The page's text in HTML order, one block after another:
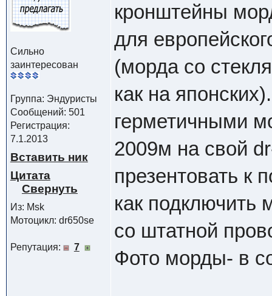
Сильно
заинтересован
Группа: Эндуристы
Сообщений: 501
Регистрация:
7.1.2013
Вставить ник
Цитата
Из: Msk
Мотоцикл: dr650se
Репутация: 7
кронштейны
для
(морда со
как на
герметичными
2009м на свой
презентовать к
как
со штатной
Фото морды- в